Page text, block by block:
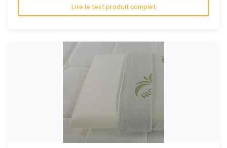
Lire le test produit complet